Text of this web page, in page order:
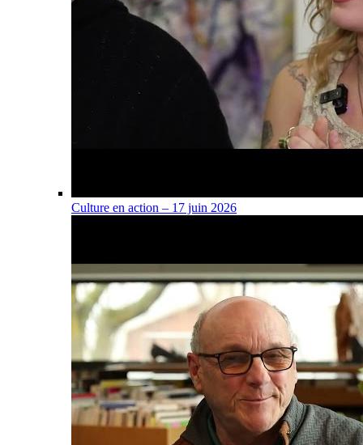
Culture en action – 17 juin 2026